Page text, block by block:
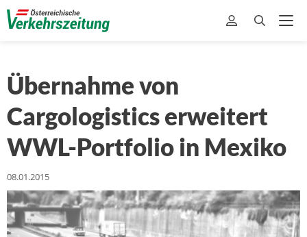
Übernahme von
Cargologistics erweitert
WWL-Portfolio in Mexiko
08.01.2015